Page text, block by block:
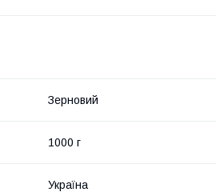
Зерновий
1000 г
Україна